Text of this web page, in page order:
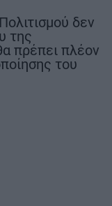
δεν
της
πρέπει πλέον
του